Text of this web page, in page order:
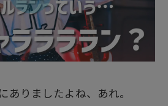
ビ
デ
オ
ありましたよね、あれ。